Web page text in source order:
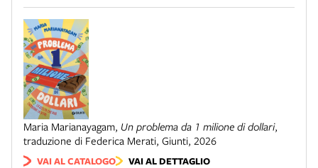
Maria Marianayagam, Un problema da 1 milione di dollari,
traduzione di Federica Merati, Giunti, 2026
VAI AL CATALOGO VAI AL DETTAGLIO